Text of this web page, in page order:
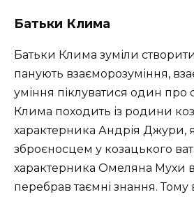
Батьки Клима
Батьки Клима зуміли
панують взаєморозуміння,
уміння піклуватися один про
Клима походить із родини
характерника Андрія Джури,
зброєносцем у козацького
характерника Омеляна Мухи
перебрав таємні знання. Тому